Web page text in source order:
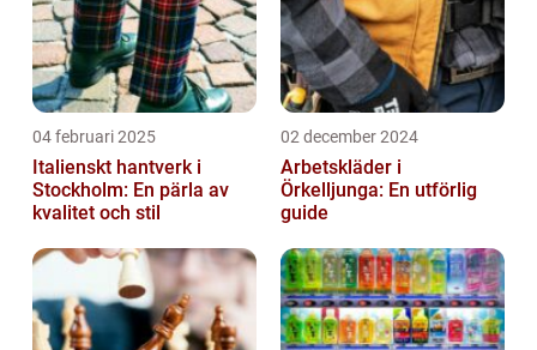
04 februari 2025
Italienskt hantverk i
Stockholm: En pärla av
kvalitet och stil
02 december 2024
Arbetskläder i
Örkelljunga: En utförlig
guide